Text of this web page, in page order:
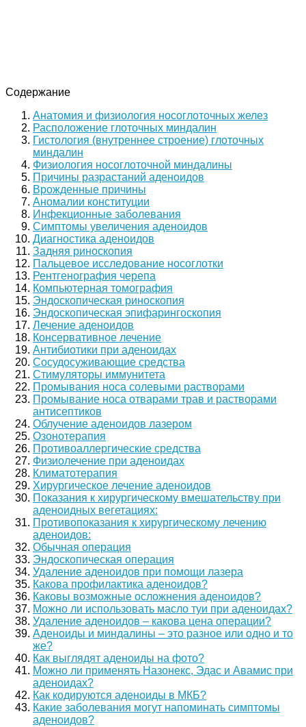
Содержание
Анатомия и физиология носоглоточных желез
Расположение глоточных миндалин
Гистология (внутреннее строение) глоточных
миндалин
Физиология носоглоточной миндалины
Причины разрастаний аденоидов
Врожденные причины
Аномалии конституции
Инфекционные заболевания
Симптомы увеличения аденоидов
Диагностика аденоидов
Задняя риноскопия
Пальцевое исследование носоглотки
Рентгенография черепа
Компьютерная томография
Эндоскопическая риноскопия
Эндоскопическая эпифарингоскопия
Лечение аденоидов
Консервативное лечение
Антибиотики при аденоидах
Сосудосуживающие средства
Стимуляторы иммунитета
Промывания носа солевыми растворами
Промывание носа отварами трав и растворами
антисептиков
Облучение аденоидов лазером
Озонотерапия
Противоаллергические средства
Физиолечение при аденоидах
Климатотерапия
Хирургическое лечение аденоидов
Показания к хирургическому вмешательству при
аденоидных вегетациях:
Противопоказания к хирургическому лечению
аденоидов:
Обычная операция
Эндоскопическая операция
Удаление аденоидов при помощи лазера
Какова профилактика аденоидов?
Каковы возможные осложнения аденоидов?
Можно ли использовать масло туи при аденоидах?
Удаление аденоидов – какова цена операции?
Аденоиды и миндалины – это разное или одно и то
же?
Как выглядят аденоиды на фото?
Можно ли применять Назонекс, Эдас и Авамис при
аденоидах?
Как кодируются аденоиды в МКБ?
Какие заболевания могут напоминать симптомы
аденоидов?